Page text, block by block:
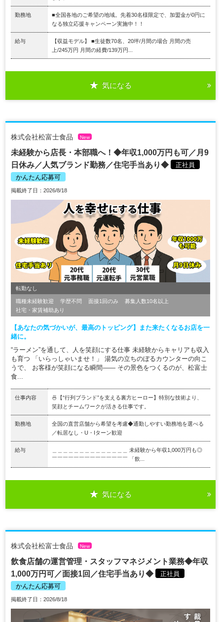
勤務地
■全国各地のご希望の地域。先着30名様限定で、加盟金が0円に
なる独立応援キャンペーン実施中！！
給与
【収益モデル】 ■生徒数70名、20坪/月間の場合 月間の売
上/245万円 月間の経費/139万円...
気になる
株式会社松富士食品 New
未経験から店長・本部職へ！◆年収1,000万円も可／月9
日休み／人気ブランド勤務／住宅手当あり◆
正社員
かんたん応募可
掲載終了日：2026/8/18
転勤なし
職種未経験歓迎 学歴不問 面接1回のみ
募集人数10名以上
社宅・家賃補助あり
【あなたの気づかいが、最高のトッピング】また来たくなるお店を一
緒に。
“ラーメン”を通して、人を笑顔にする仕事 未経験からキャリアも収入
も育つ 「いらっしゃいませ！」 湯気の立ちのぼるカウンターの向こ
うで、 お客様が笑顔になる瞬間―― その景色をつくるのが、松富士
食...
仕事内容
🍜【“行列ブランド”を支える裏方ヒーロー】特別な技術より、
笑顔とチームワークが活きる仕事です。
勤務地
全国の直営店舗から希望を考慮◆通勤しやすい勤務地を選べる
／転居なし・U・Iターン歓迎
給与
＿＿＿＿＿＿＿＿＿＿＿＿＿＿ 未経験から年収1,000万円も◎
￣￣￣￣￣￣￣￣￣￣￣￣￣￣ 「飲...
気になる
株式会社松富士食品 New
飲食店舗の運営管理・スタッフマネジメント業務◆年収
1,000万円可／面接1回／住宅手当あり◆
正社員
かんたん応募可
掲載終了日：2026/8/18